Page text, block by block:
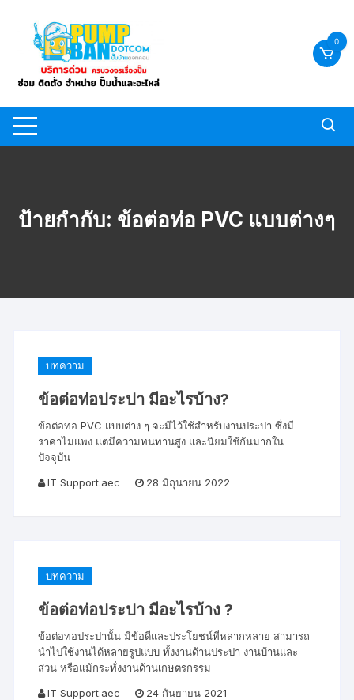
content
0
ป้ายกำกับ: ข้อต่อท่อ PVC แบบต่างๆ
บทความ
ข้อต่อท่อประปา มีอะไรบ้าง?
ข้อต่อท่อ PVC แบบต่าง ๆ จะมีไว้ใช้สำหรับงานประปา ซึ่งมี
ราคาไม่แพง แต่มีความทนทานสูง และนิยมใช้กันมากใน
ปัจจุบัน
IT Support.aec
28 มิถุนายน 2022
บทความ
ข้อต่อท่อประปา มีอะไรบ้าง ?
ข้อต่อท่อประปานั้น มีข้อดีและประโยชน์ที่หลากหลาย สามารถ
นำไปใช้งานได้หลายรูปแบบ ทั้งงานด้านประปา งานบ้านและ
สวน หรือแม้กระทั่งงานด้านเกษตรกรรม
IT Support.aec
24 กันยายน 2021